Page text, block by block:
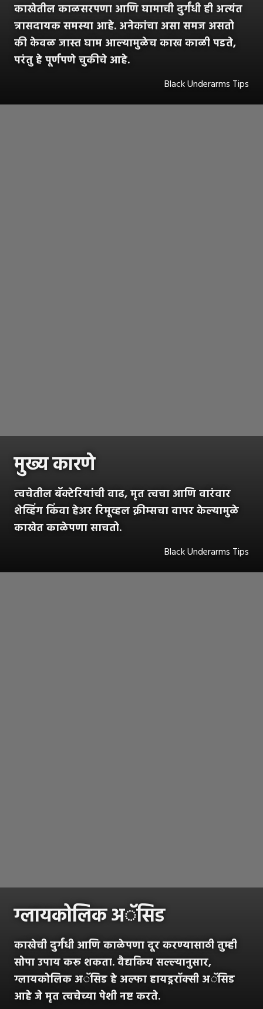
काखेतील काळसरपणा आणि घामाची दुर्गंधी ही अत्यंत
त्रासदायक समस्या आहे. अनेकांचा असा समज असतो
की केवळ जास्त घाम आल्यामुळेच काख काळी पडते,
परंतु हे पूर्णपणे चुकीचे आहे.
Black Underarms Tips
मुख्य कारणे
त्वचेतील बॅक्टेरियांची वाढ, मृत त्वचा आणि वारंवार
शेव्हिंग किंवा हेअर रिमूव्हल क्रीम्सचा वापर केल्यामुळे
काखेत काळेपणा साचतो.
Black Underarms Tips
ग्लायकोलिक अॅसिड
काखेची दुर्गंधी आणि काळेपणा दूर करण्यासाठी तुम्ही
सोपा उपाय करू शकता. वैद्यकिय सल्ल्यानुसार,
ग्लायकोलिक अॅसिड हे अल्फा हायड्ररॉक्सी अॅसिड
आहे जे मृत त्वचेच्या पेशी नष्ट करते.